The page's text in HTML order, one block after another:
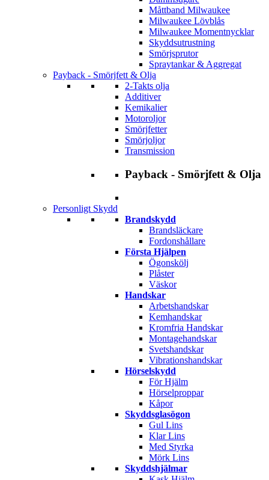
Måttband Milwaukee
Milwaukee Lövblås
Milwaukee Momentnycklar
Skyddsutrustning
Smörjsprutor
Spraytankar & Aggregat
Payback - Smörjfett & Olja
2-Takts olja
Additiver
Kemikalier
Motoroljor
Smörjfetter
Smörjoljor
Transmission
Payback - Smörjfett & Olja
Personligt Skydd
Brandskydd
Brandsläckare
Fordonshållare
Första Hjälpen
Ögonskölj
Plåster
Väskor
Handskar
Arbetshandskar
Kemhandskar
Kromfria Handskar
Montagehandskar
Svetshandskar
Vibrationshandskar
Hörselskydd
För Hjälm
Hörselproppar
Kåpor
Skyddsglasögon
Gul Lins
Klar Lins
Med Styrka
Mörk Lins
Skyddshjälmar